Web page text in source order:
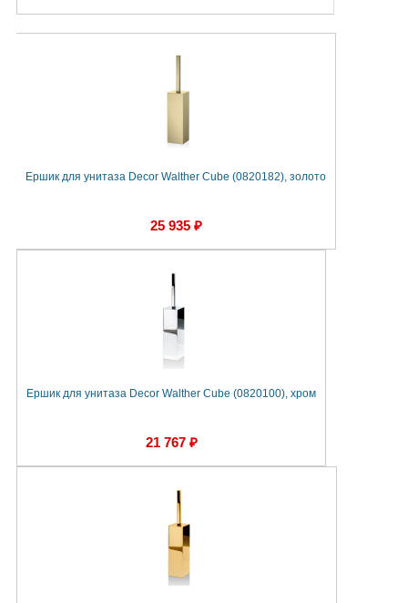
Ершик для унитаза Decor Walther Cube (0820182), золото
25 935 ₽
Ершик для унитаза Decor Walther Cube (0820100), хром
21 767 ₽